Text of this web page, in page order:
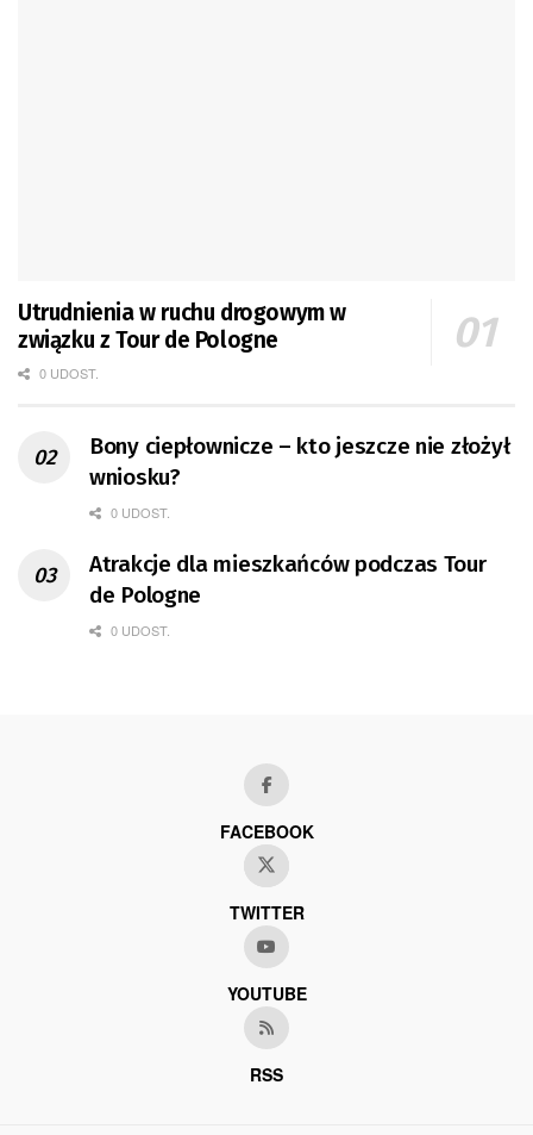
Utrudnienia w ruchu drogowym w
związku z Tour de Pologne
0 UDOST.
Bony ciepłownicze – kto jeszcze nie złożył
wniosku?
0 UDOST.
Atrakcje dla mieszkańców podczas Tour
de Pologne
0 UDOST.
FACEBOOK
TWITTER
YOUTUBE
RSS